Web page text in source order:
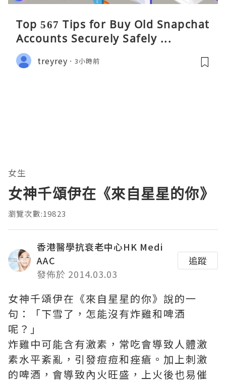
Top 567 Tips for Buy Old Snapchat
Accounts Securely Safely ...
treyrey 3小時前
女生
女神千頌伊在《來自星星的你》
瀏覽次數:19823
香港醫學抗衰老中心HK Medi
AAC
發佈於 2014.03.03
追蹤
女神千頌伊在《來自星星的你》說的一
句：「下雪了，怎能沒有炸雞和啤酒
呢？」
炸雞中可能含有激素，常吃會導致人體激
素水平紊亂，引發痘痘和痤瘡。加上刺激
的啤酒，會導致內火旺盛，上火後也易催